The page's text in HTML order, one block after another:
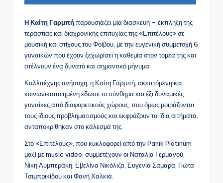
Η Καίτη Γαρμπήπαρουσιάζει μία διασκευή – έκπληξη της
τεράστιας και διαχρονικής επιτυχίας της «Επιτέλους» σε
μουσική και στίχους του Φοίβου, με την ευγενική συμμετοχή 6
γυναικών που έχουν ξεχωρίσει η καθεμία στον τομέα της και
στέλνουν ένα δυνατό και σημαντικό μήνυμα.
Καλλιτέχνης ανήσυχη, η Καίτη Γαρμπή, σκεπτόμενη και
κοινωνικοποιημένη έδωσε το σύνθημα και έξι δυναμικές
γυναίκες από διαφορετικούς χώρους, που όμως μοιράζονται
τους ίδιους προβληματισμούς και εκφράζουν τα ίδια αιτήματα,
ανταποκρίθηκαν στο κάλεσμά της.
Στο «Επιτέλους», που κυκλοφορεί από την Panik Platinum
μαζί με music video, συμμετέχουν οι Ναταλία Γερμανού,
Νίκη Λυμπεράκη, Εβελίνα Νικόλιζα, Ευγενία Σαμαρά, Γιώτα
Τσιμπρικίδου και Φανή Χαλκιά.